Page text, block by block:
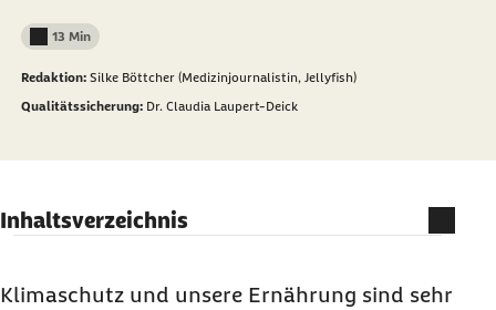
Lesedauer weniger als
13 Min
Redaktion: Silke Böttcher (Medizinjournalistin, Jellyfish)
Qualitätssicherung: Dr. Claudia Laupert-Deick
Inhaltsverzeichnis
Wann ist mein Essen nachhaltig und
Klimaschutz und unsere Ernährung sind sehr